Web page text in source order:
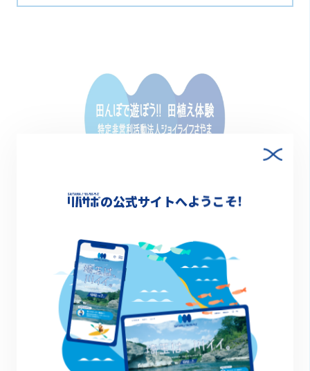
2022.06.05(日) 9:30~12:00
川の国応援団の活動 狭山市
1
の公式サイトへようこそ!